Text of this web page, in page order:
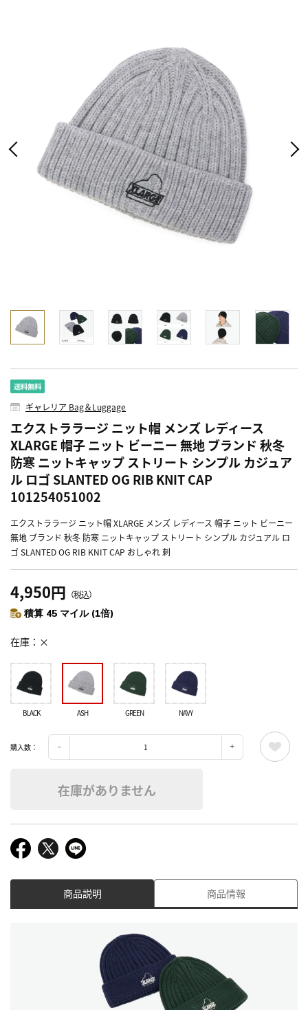
ギャレリア Bag＆Luggage
エクストララージ ニット帽 メンズ レディース
XLARGE 帽子 ニット ビーニー 無地 ブランド 秋冬
防寒 ニットキャップ ストリート シンプル カジュア
ル ロゴ SLANTED OG RIB KNIT CAP
101254051002
エクストララージ ニット帽 XLARGE メンズ レディース 帽子 ニット ビーニー
無地 ブランド 秋冬 防寒 ニットキャップ ストリート シンプル カジュアル ロ
ゴ SLANTED OG RIB KNIT CAP おしゃれ 刺
4,950円 （税込）
積算 45 マイル (1倍)
在庫 ×
BLACK ASH GREEN NAVY
購入数：
在庫がありません
商品説明 商品情報